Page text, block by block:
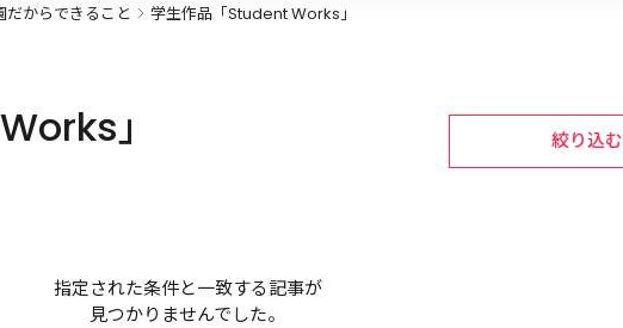
だからできること 学生作品「Student Works」
」 絞り込む
指定された条件と一致する記事が
見つかりませんでした。